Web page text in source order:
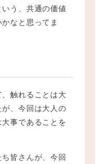
う、共通の価値
なと思ってま
触れることは大
、今回は大人の
事であることを
皆さんが、今回